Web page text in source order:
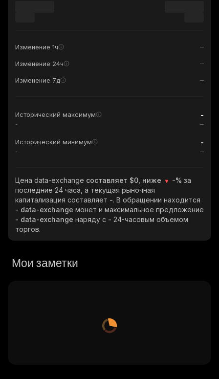
Изменение 1ч
Изменение 24ч
Изменение 7д
Исторический максимум -
-
Исторический минимум -
-
Цена data-exchange составляет $0, ниже -% за
последние 24 часа, а текущая рыночная
капитализация составляет -. В обращении находится
- data-exchange монет и максимальное предложение
- data-exchange наряду с - 24-часовым объемом
торгов.
Мои заметки